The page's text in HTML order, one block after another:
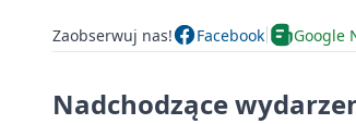
Zaobserwuj nas! Facebook Google
Nadchodzące